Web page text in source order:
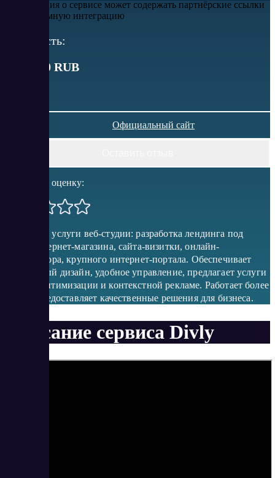
Информация о сервисе может содержать партнёрские ссылки
или рекламную интеграцию
Стоимость:
34990 RUB
Официальный сайт
Поставить оценку:
Основные услуги веб-студии: разработка лендинга под
ключ, интернет-магазина, сайта-визитки, онлайн-
калькулятора, крупного интернет-портала. Обеспечивает
адаптивный дизайн, удобное управление, предлагает услуги
по SEO-оптимизации и контекстной рекламе. Работает более
10 лет, предоставляет качественные решения для бизнеса.
Описание сервиса Divly